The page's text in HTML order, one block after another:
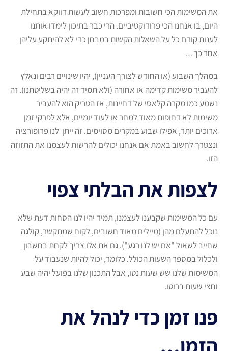
את המשימות הכי חשובות ומפרכות חשוב לעשות דווקא בתחילת
היום, בו אנחנו הכי פרודוקטיביים. הרי כבר בתיכון לימדו אותנו
לענות קודם כל על השאלות הקשות במבחן כדי לא להיתקע עליהן
אחר כך…
במהלך השבוע (או החודש לצורך העניין), יהיו שינויים רבים ונאלץ
להעביר משימות קדימה או אחורה (ולא תמיד זה יהיה בשליטתנו). זה
נשמע כמו מקרה קלאסי של דחיינות, אז הטריק הוא להעביר
משימות לא דחופות מאוד למחר או לעוד יומיים, אלא לפרקי זמן
ארוכים יותר, אפילו שבוע במקרים מסוימים. זה ייתן לנו פרופורציה
ונצטרך לחשוב באמת אם אנחנו יכולים להרשות לעצמנו את התזוזה
הזו.
לצפות את הבלתי צפוי
עם כל המשימות שקבענו לעצמנו, תמיד יהיו לנו הסחות דעת שלא
נוכל להתעלם מהן (מיילים מאוד חשובים, לקוח שמתקשר, קולגה
שחייב לשאול "אם יש לנו רגע"). גם את אלו צריך לקחת בחשבון
ולכלול במספר השעות הכולל. כלומר, יכול להיות שנעבוד על
המשימות שלנו שש שעות נטו, אבל התכנון שלנו בפועל יהיה שבע
וחצי שעות ברוטו.
פנו זמן כדי לנהל את
הזמן…